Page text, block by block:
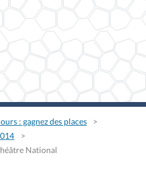
: gagnez des places
National